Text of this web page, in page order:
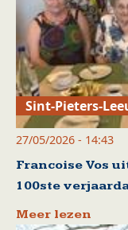
Sint-Pieters-
27/05/2026 - 14:43
Francoise Vos
100ste
Meer lezen